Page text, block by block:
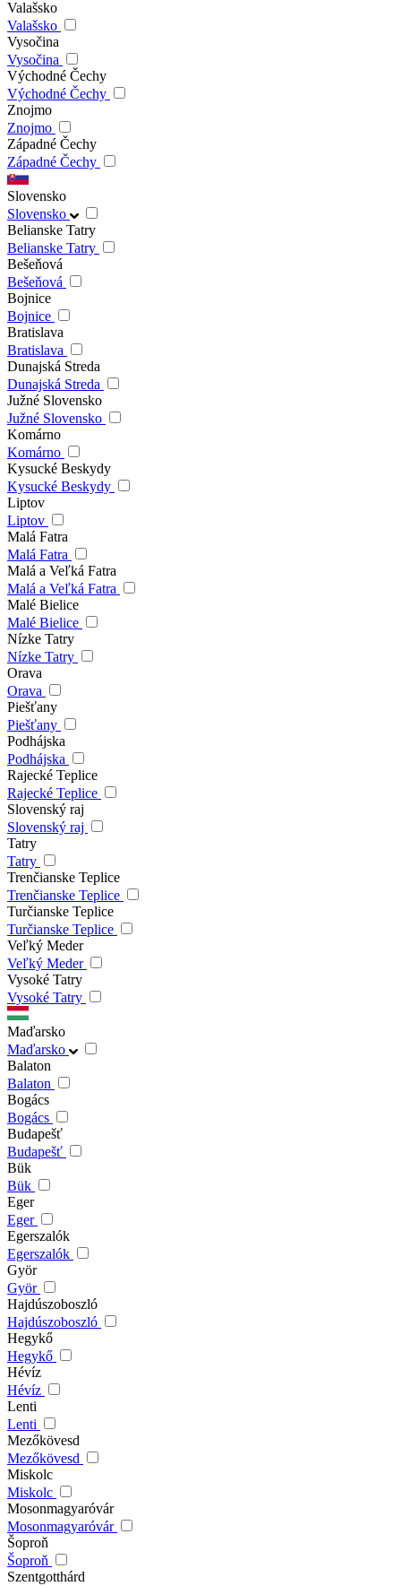
Valašsko
Valašsko
Vysočina
Vysočina
Východné Čechy
Východné Čechy
Znojmo
Znojmo
Západné Čechy
Západné Čechy
Slovensko
Slovensko
Belianske Tatry
Belianske Tatry
Bešeňová
Bešeňová
Bojnice
Bojnice
Bratislava
Bratislava
Dunajská Streda
Dunajská Streda
Južné Slovensko
Južné Slovensko
Komárno
Komárno
Kysucké Beskydy
Kysucké Beskydy
Liptov
Liptov
Malá Fatra
Malá Fatra
Malá a Veľká Fatra
Malá a Veľká Fatra
Malé Bielice
Malé Bielice
Nízke Tatry
Nízke Tatry
Orava
Orava
Piešťany
Piešťany
Podhájska
Podhájska
Rajecké Teplice
Rajecké Teplice
Slovenský raj
Slovenský raj
Tatry
Tatry
Trenčianske Teplice
Trenčianske Teplice
Turčianske Teplice
Turčianske Teplice
Veľký Meder
Veľký Meder
Vysoké Tatry
Vysoké Tatry
Maďarsko
Maďarsko
Balaton
Balaton
Bogács
Bogács
Budapešť
Budapešť
Bük
Bük
Eger
Eger
Egerszalók
Egerszalók
Györ
Györ
Hajdúszoboszló
Hajdúszoboszló
Hegykő
Hegykő
Hévíz
Hévíz
Lenti
Lenti
Mezőkövesd
Mezőkövesd
Miskolc
Miskolc
Mosonmagyaróvár
Mosonmagyaróvár
Šoproň
Šoproň
Szentgotthárd